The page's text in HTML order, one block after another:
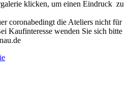
klicken, um einen Eindruck zu
coronabedingt die Ateliers nicht für
Kaufinteresse wenden Sie sich bitte